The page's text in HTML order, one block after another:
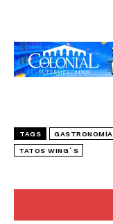
TAGS GASTRONOMÍA
TATOS WING´S